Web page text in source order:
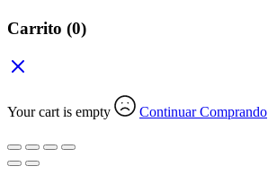
Carrito (0)
Your cart is empty Continuar Comprando